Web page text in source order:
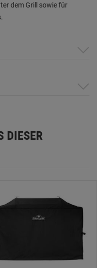
dem Grill sowie für
DIESER